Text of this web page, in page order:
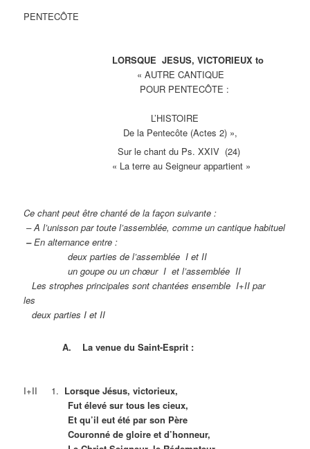
PENTECÔTE
LORSQUE JESUS, VICTORIEUX to
« AUTRE CANTIQUE
POUR PENTECÔTE :
L’HISTOIRE
De la Pentecôte (Actes 2) »,
Sur le chant du Ps. XXIV (24)
« La terre au Seigneur appartient »
Ce chant peut être chanté de la façon suivante :
– A l’unisson par toute l’assemblée, comme un cantique habituel
–En alternance entre :
deux parties de l’assemblée I et II
un goupe ou un chœur I et l’assemblée II
Les strophes principales sont chantées ensemble I+II par
les
deux parties I et II
A. La venue du Saint-Esprit :
I+II 1. Lorsque Jésus, victorieux,
Fut élevé sur tous les cieux,
Et qu’il eut été par son Père
Couronné de gloire et d’honneur,